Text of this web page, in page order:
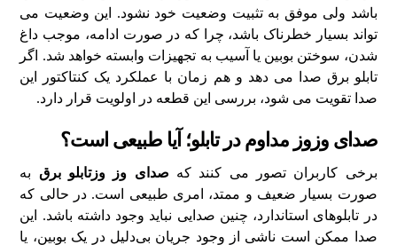
باشد ولی موفق به تثبیت وضعیت خود نشود. این وضعیت می‌
تواند بسیار خطرناک باشد، چرا که در صورت ادامه، موجب داغ‌
شدن، سوختن بوبین یا آسیب به تجهیزات وابسته خواهد شد. اگر
تابلو برق صدا می‌ دهد و هم‌ زمان با عملکرد یک کنتاکتور این
صدا تقویت می‌ شود، بررسی این قطعه در اولویت قرار دارد.
صدای وزوز مداوم در تابلو؛ آیا طبیعی است؟
برخی کاربران تصور می‌ کنند که صدای وز وزتابلو برق به
صورت بسیار ضعیف و ممتد، امری طبیعی است. در حالی که
در تابلوهای استاندارد، چنین صدایی نباید وجود داشته باشد. این
صدا ممکن است ناشی از وجود جریان بی‌دلیل در یک بوبین، یا